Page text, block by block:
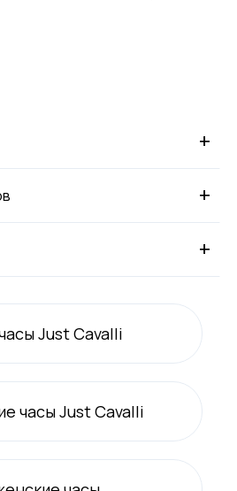
+
+
+
Just Cavalli
часы Just Cavalli